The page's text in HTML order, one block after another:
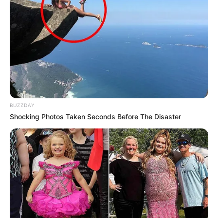
Em 28 de abril, a Prefeitura voltou ao processo com novos
BUZZDAY
Shocking Photos Taken Seconds Before The Disaster